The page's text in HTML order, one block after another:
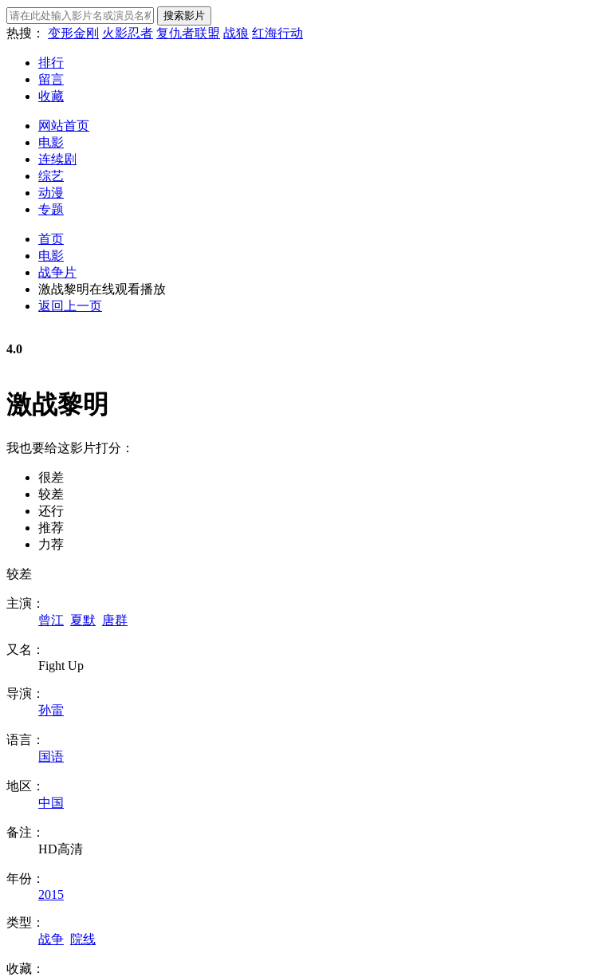
热搜： 变形金刚 火影忍者 复仇者联盟 战狼 红海行动
排行
留言
收藏
网站首页
电影
连续剧
综艺
动漫
专题
首页
电影
战争片
激战黎明在线观看播放
返回上一页
4.0
激战黎明
我也要给这影片打分：
很差
较差
还行
推荐
力荐
较差
主演：
曾江 夏默 唐群
又名：
Fight Up
导演：
孙雷
语言：
国语
地区：
中国
备注：
HD高清
年份：
2015
类型：
战争 院线
收藏：